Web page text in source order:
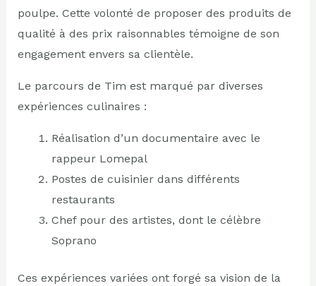
poulpe. Cette volonté de proposer des produits de
qualité à des prix raisonnables témoigne de son
engagement envers sa clientèle.
Le parcours de Tim est marqué par diverses
expériences culinaires :
Réalisation d’un documentaire avec le
rappeur Lomepal
Postes de cuisinier dans différents
restaurants
Chef pour des artistes, dont le célèbre
Soprano
Ces expériences variées ont forgé sa vision de la